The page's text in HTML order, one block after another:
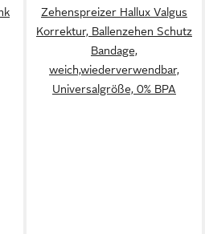
Zehenspreizer Hallux Valgus
Korrektur, Ballenzehen Schutz
Bandage,
weich,wiederverwendbar,
Universalgröße, 0% BPA